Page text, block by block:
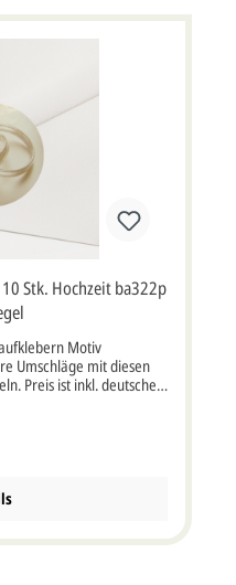
Stk. Hochzeit ba322p
Motiv